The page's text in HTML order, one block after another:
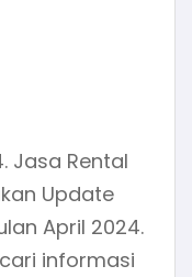
Jasa Rental
Update
April 2024.
informasi